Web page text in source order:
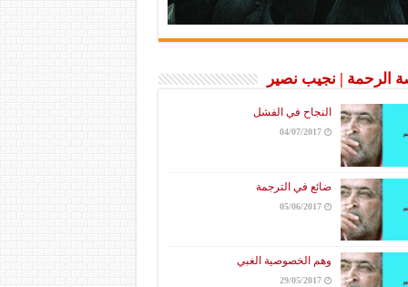
الرحمة | نجيب نصير
النجاح في الفشل
04/07/2017
ضائع في الترجمة
05/06/2017
وهم الخصوصية الغبي
29/05/2017